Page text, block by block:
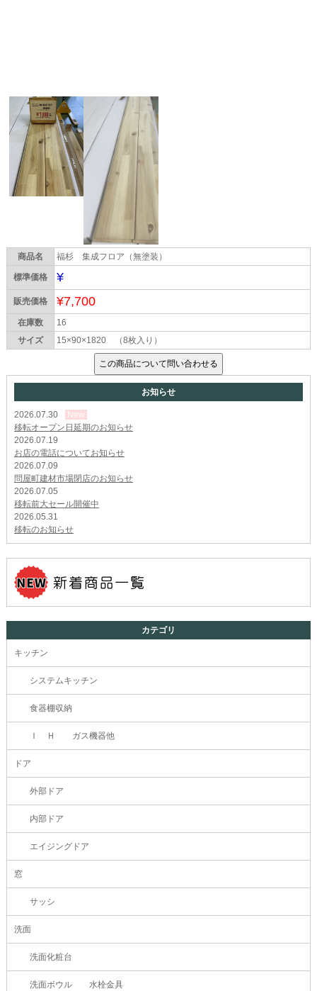
商品名 福杉 集成フロア（無塗装）
標準価格 ¥
販売価格 ¥7,700
在庫数
16
サイズ
15×90×1820 （8枚入り）
お知らせ
2026.07.30
New
移転オープン日延期のお知らせ
2026.07.19
お店の電話についてお知らせ
2026.07.09
問屋町建材市場閉店のお知らせ
2026.07.05
移転前大セール開催中
2026.05.31
移転のお知らせ
カテゴリ
キッチン
システムキッチン
食器棚収納
Ｉ Ｈ ガス機器他
ドア
外部ドア
内部ドア
エイジングドア
窓
サッシ
洗面
洗面化粧台
洗面ボウル 水栓金具